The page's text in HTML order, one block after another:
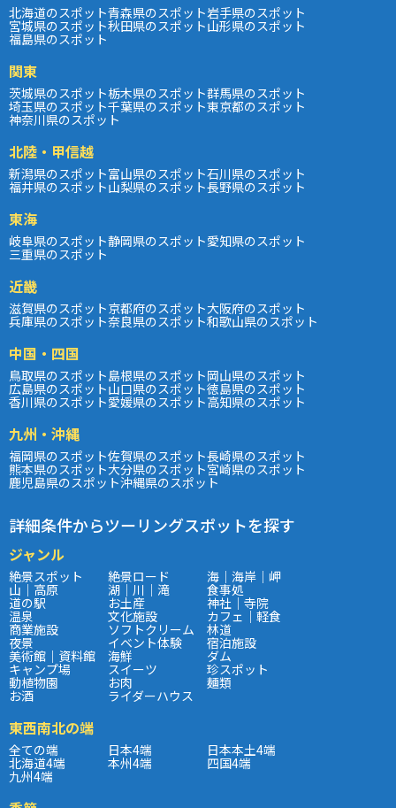
北海道のスポット青森県のスポット岩手県のスポット
宮城県のスポット秋田県のスポット山形県のスポット
福島県のスポット
関東
茨城県のスポット栃木県のスポット群馬県のスポット
埼玉県のスポット千葉県のスポット東京都のスポット
神奈川県のスポット
北陸・甲信越
新潟県のスポット富山県のスポット石川県のスポット
福井県のスポット山梨県のスポット長野県のスポット
東海
岐阜県のスポット静岡県のスポット愛知県のスポット
三重県のスポット
近畿
滋賀県のスポット京都府のスポット大阪府のスポット
兵庫県のスポット奈良県のスポット和歌山県のスポット
中国・四国
鳥取県のスポット島根県のスポット岡山県のスポット
広島県のスポット山口県のスポット徳島県のスポット
香川県のスポット愛媛県のスポット高知県のスポット
九州・沖縄
福岡県のスポット佐賀県のスポット長崎県のスポット
熊本県のスポット大分県のスポット宮崎県のスポット
鹿児島県のスポット沖縄県のスポット
詳細条件からツーリングスポットを探す
ジャンル
絶景スポット 絶景ロード 海｜海岸｜岬
山｜高原 湖｜川｜滝 食事処
道の駅 お土産 神社｜寺院
温泉 文化施設 カフェ｜軽食
商業施設 ソフトクリーム 林道
夜景 イベント体験 宿泊施設
美術館｜資料館 海鮮 ダム
キャンプ場 スイーツ 珍スポット
動植物園 お肉 麺類
お酒 ライダーハウス
東西南北の端
全ての端 日本4端 日本本土4端
北海道4端 本州4端 四国4端
九州4端